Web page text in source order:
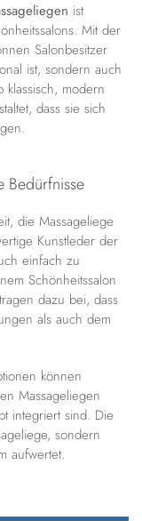
ist
Mit der
Salonbesitzer
ist, sondern auch
klassisch, modern
dass sie sich
Bedürfnisse
die Massageliege
Kunstleder der
einfach zu
Schönheitssalon
dazu bei, dass
als auch dem
können
Massageliegen
integriert sind. Die
sondern
aufwertet.